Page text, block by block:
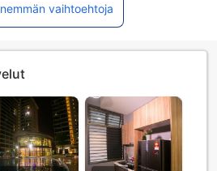
vaihtoehtoja